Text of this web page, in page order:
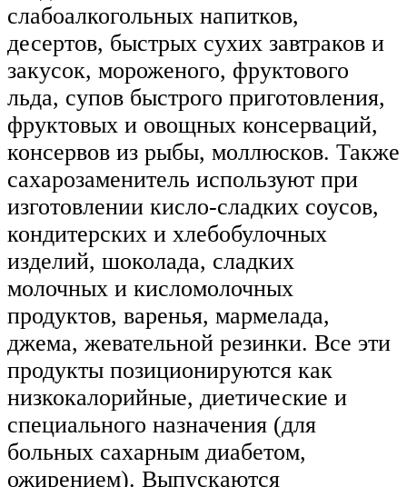
слабоалкогольных напитков,
десертов, быстрых сухих завтраков и
закусок, мороженого, фруктового
льда, супов быстрого приготовления,
фруктовых и овощных консерваций,
консервов из рыбы, моллюсков. Также
сахарозаменитель используют при
изготовлении кисло-сладких соусов,
кондитерских и хлебобулочных
изделий, шоколада, сладких
молочных и кисломолочных
продуктов, варенья, мармелада,
джема, жевательной резинки. Все эти
продукты позиционируются как
низкокалорийные, диетические и
специального назначения (для
больных сахарным диабетом,
ожирением). Выпускаются